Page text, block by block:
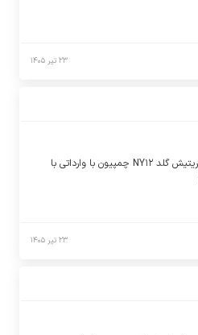
۲۳ تیر ۱۴۰۵
گربه های بریتیش گلد NY۱۲ چمپیون با وارداتی با
۲۳ تیر ۱۴۰۵